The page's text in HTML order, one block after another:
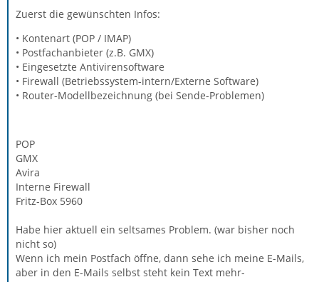
Zuerst die gewünschten Infos:
• Kontenart (POP / IMAP)
• Postfachanbieter (z.B. GMX)
• Eingesetzte Antivirensoftware
• Firewall (Betriebssystem-intern/Externe Software)
• Router-Modellbezeichnung (bei Sende-Problemen)
POP
GMX
Avira
Interne Firewall
Fritz-Box 5960
Habe hier aktuell ein seltsames Problem. (war bisher noch
nicht so)
Wenn ich mein Postfach öffne, dann sehe ich meine E-Mails,
aber in den E-Mails selbst steht kein Text mehr-